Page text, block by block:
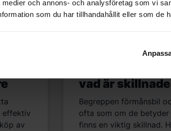
medier och annons- och analysföretag som vi
som du har tillhandahållit eller som de
effektiv
av
Förmånsbil
vad är
Begreppen förmånsbil
ofta som om de betyder
finns en viktig skillnad.